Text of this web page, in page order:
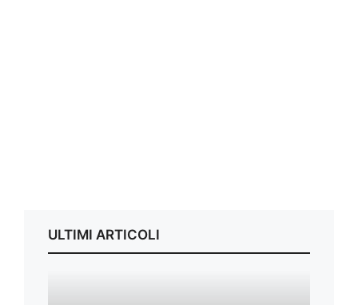
ULTIMI ARTICOLI